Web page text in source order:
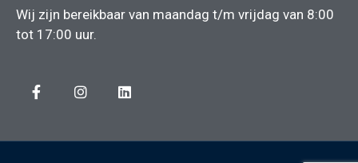
Wij zijn bereikbaar van maandag t/m vrijdag van 8:00
tot 17:00 uur.